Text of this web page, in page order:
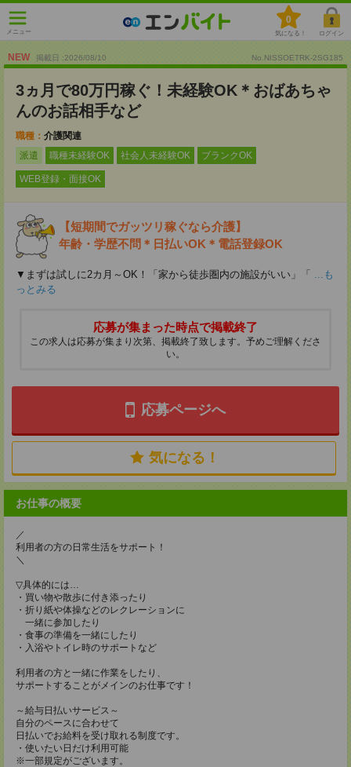
メニュー
0
気になる！ ログイン
NEW 掲載日 :2026/08/10 No.NISSOETRK-2SG185
3ヵ月で80万円稼ぐ！未経験OK＊おばあちゃ
んのお話相手など
職種： 介護関連
派遣
職種未経験OK 社会人未経験OK ブランクOK
WEB登録・面接OK
【短期間でガッツリ稼ぐなら介護】
年齢・学歴不問＊日払いOK＊電話登録OK
▼まずは試しに2カ月～OK！「家から徒歩圏内の施設がいい」「 ...も
っとみる
応募が集まった時点で掲載終了
この求人は応募が集まり次第、掲載終了致します。予めご理解くださ
い。
応募ページへ
気になる！
お仕事の概要
／
利用者の方の日常生活をサポート！
＼
▽具体的には…
・買い物や散歩に付き添ったり
・折り紙や体操などのレクレーションに
一緒に参加したり
・食事の準備を一緒にしたり
・入浴やトイレ時のサポートなど
利用者の方と一緒に作業をしたり、
サポートすることがメインのお仕事です！
～給与日払いサービス～
自分のペースに合わせて
日払いでお給料を受け取れる制度です。
・使いたい日だけ利用可能
※一部規定がございます。